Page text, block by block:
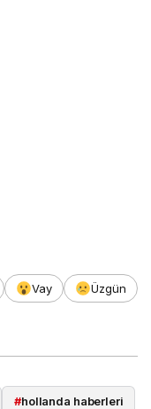
Vay
Üzgün
#hollanda haberleri